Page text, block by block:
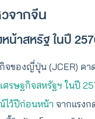
จากจีน
น้าสหรัฐ ในปี
จของญี่ปุ่น (JCER) คา
ศรษฐกิจสหรัฐฯ ในปี
ไว้ปีก่อนหน้า จากแรง